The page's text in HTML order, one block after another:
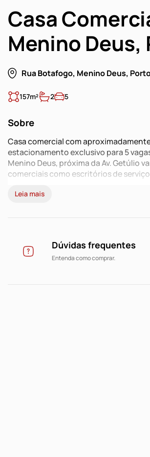
Casa
Menino
Rua Botafogo, Menino Deus,
157m² 2 5
Sobre
Casa comercial com
estacionamento exclusivo para 5
Menino Deus, próxima da Av. Getúlio
comerciais como escritórios de
Agende sua visita!
Leia mais
Dúvidas frequentes
Entenda como comprar.